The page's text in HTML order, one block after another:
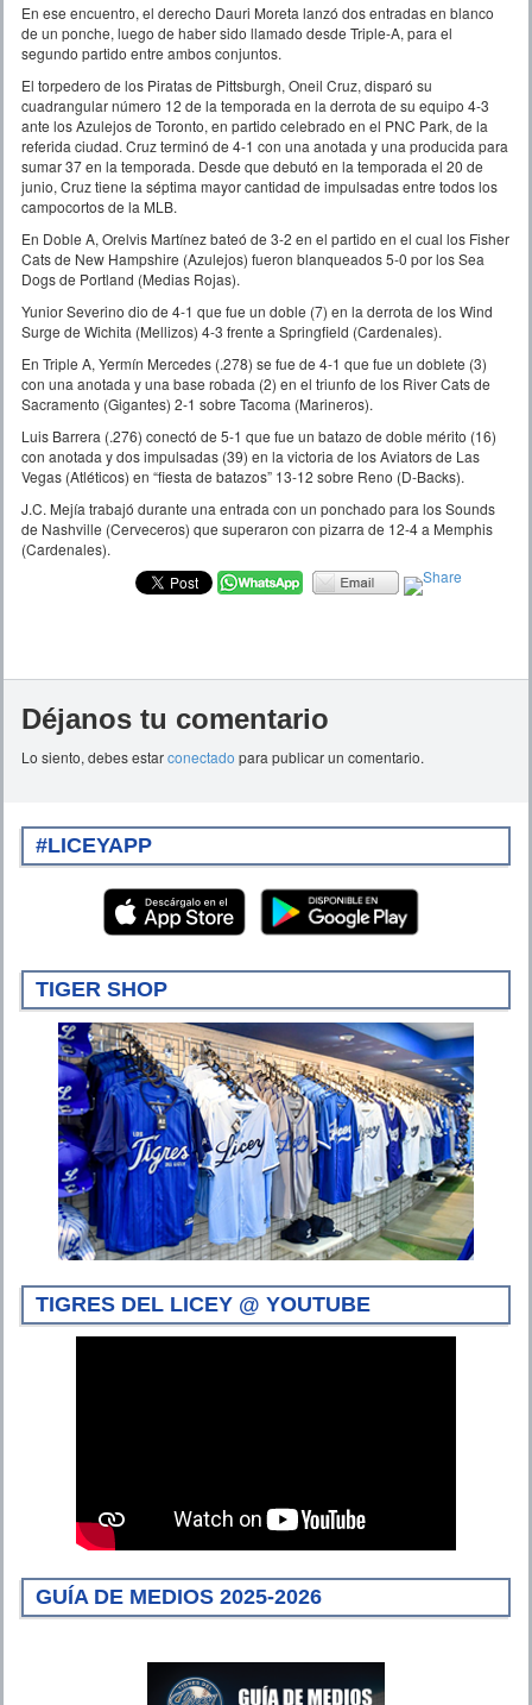
En ese encuentro, el derecho Dauri Moreta lanzó dos entradas en blanco
de un ponche, luego de haber sido llamado desde Triple-A, para el
segundo partido entre ambos conjuntos.
El torpedero de los Piratas de Pittsburgh, Oneil Cruz, disparó su
cuadrangular número 12 de la temporada en la derrota de su equipo 4-3
ante los Azulejos de Toronto, en partido celebrado en el PNC Park, de la
referida ciudad. Cruz terminó de 4-1 con una anotada y una producida para
sumar 37 en la temporada. Desde que debutó en la temporada el 20 de
junio, Cruz tiene la séptima mayor cantidad de impulsadas entre todos los
campocortos de la MLB.
En Doble A, Orelvis Martínez bateó de 3-2 en el partido en el cual los Fisher
Cats de New Hampshire (Azulejos) fueron blanqueados 5-0 por los Sea
Dogs de Portland (Medias Rojas).
Yunior Severino dio de 4-1 que fue un doble (7) en la derrota de los Wind
Surge de Wichita (Mellizos) 4-3 frente a Springfield (Cardenales).
En Triple A, Yermín Mercedes (.278) se fue de 4-1 que fue un doblete (3)
con una anotada y una base robada (2) en el triunfo de los River Cats de
Sacramento (Gigantes) 2-1 sobre Tacoma (Marineros).
Luis Barrera (.276) conectó de 5-1 que fue un batazo de doble mérito (16)
con anotada y dos impulsadas (39) en la victoria de los Aviators de Las
Vegas (Atléticos) en “fiesta de batazos” 13-12 sobre Reno (D-Backs).
J.C. Mejía trabajó durante una entrada con un ponchado para los Sounds
de Nashville (Cerveceros) que superaron con pizarra de 12-4 a Memphis
(Cardenales).
Déjanos tu comentario
Lo siento, debes estarconectado para publicar un comentario.
#LICEYAPP
TIGER SHOP
TIGRES DEL LICEY @ YOUTUBE
GUÍA DE MEDIOS 2025-2026